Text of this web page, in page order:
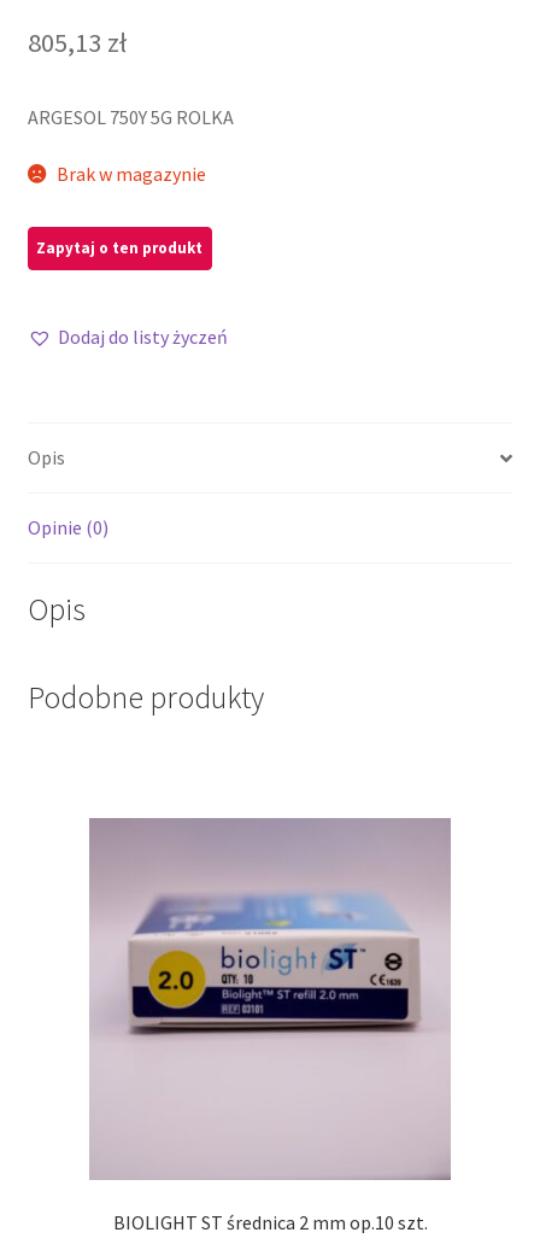
805,13 zł
ARGESOL 750Y 5G ROLKA
Brak w magazynie
Dodaj do listy życzeń
Opis
Opinie (0)
Opis
Podobne produkty
BIOLIGHT ST średnica 2 mm op.10 szt.